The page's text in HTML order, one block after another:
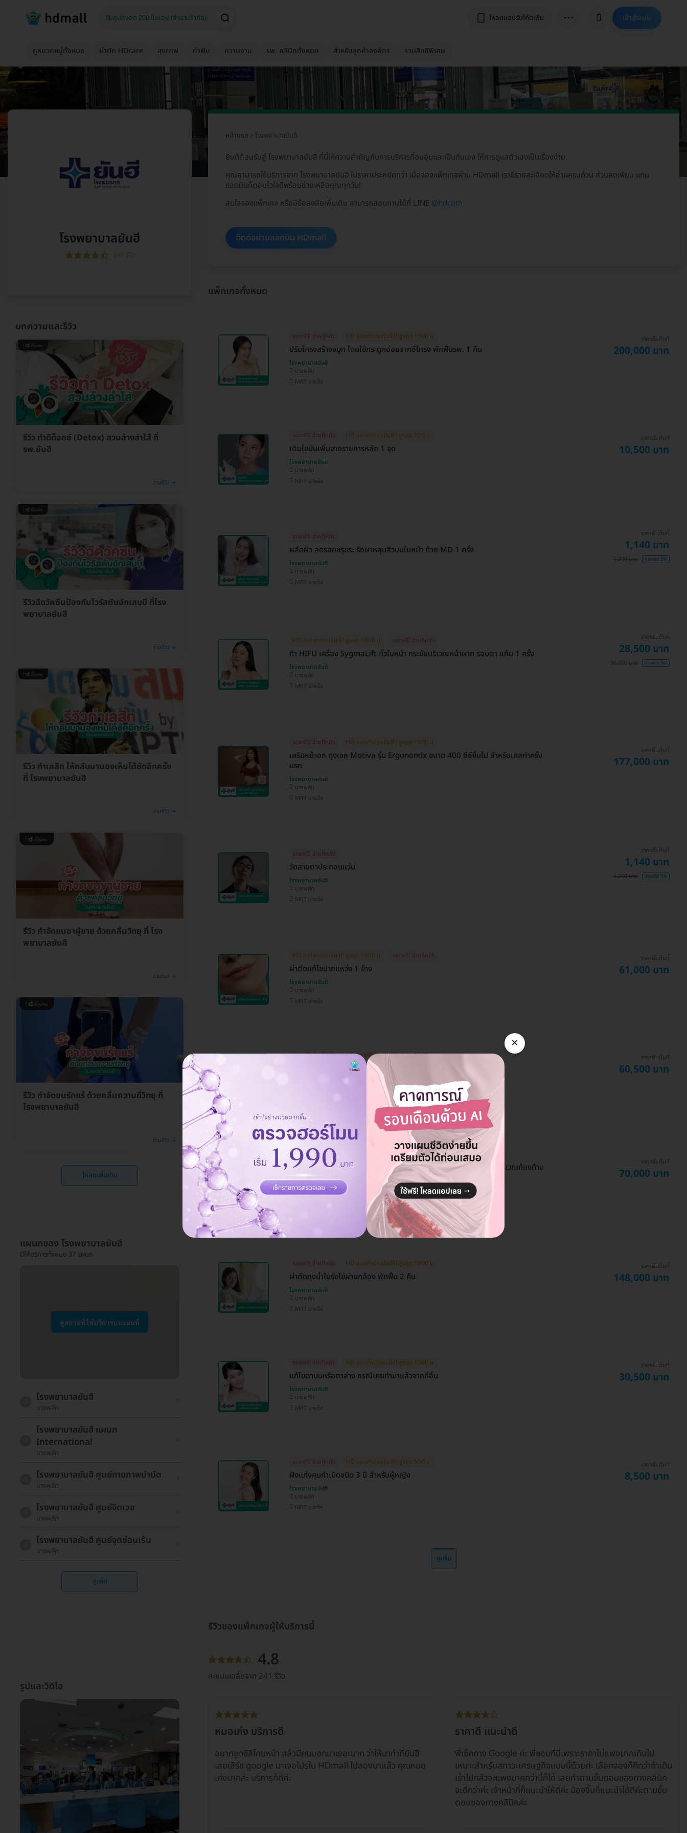
โหลดแอปรับโค้ดเพิ่ม ⋯ เข้าสู่ระบบ
ดูหมวดหมู่ทั้งหมด ผ่าตัด HDcare สุขภาพ ทำฟัน ความงาม รพ. คลินิกทั้งหมด สำหรับลูกค้าองค์กร รวมสิทธิพิเศษ
โรงพยาบาลยันฮี
241 รีวิว
บทความและรีวิว
รีวิว ทำดีท็อกซ์ (Detox) สวนล้างลำไส้ ที่
รพ.ยันฮี
อ่านรีวิว →
รีวิวฉีดวัคซีนป้องกันไวรัสตับอักเสบบี ที่โรง
พยาบาลยันฮี
อ่านรีวิว →
รีวิว ทำเลสิก ให้กลับมามองเห็นได้ชัดอีกครั้ง
ที่ โรงพยาบาลยันฮี
อ่านรีวิว →
รีวิว กำจัดขนขาผู้ชาย ด้วยคลื่นวิทยุ ที่ โรง
พยาบาลยันฮี
อ่านรีวิว →
รีวิว กำจัดขนรักแร้ ด้วยคลื่นความถี่วิทยุ ที่
โรงพยาบาลยันฮี
อ่านรีวิว →
โหลดเพิ่มเติม
แผนกของ โรงพยาบาลยันฮี
มีให้บริการทั้งหมด 37 แผนก
โรงพยาบาลยันฮี
บางพลัด
โรงพยาบาลยันฮี แผนก
International
บางพลัด
โรงพยาบาลยันฮี ศูนย์กายภาพบำบัด
บางพลัด
โรงพยาบาลยันฮี ศูนย์จิตเวช
บางพลัด
โรงพยาบาลยันฮี ศูนย์จุดซ่อนเร้น
บางพลัด
ดูเพิ่ม
รูปและวีดิโอ
หน้าแรก > โรงพยาบาลยันฮี
ยินดีต้อนรับสู่ โรงพยาบาลยันฮี ที่นี่ให้ความสำคัญกับการบริการที่อบอุ่นและเป็นกันเอง ให้การดูแลตัวเองเป็นเรื่องง่าย
คุณสามารถใช้บริการจาก โรงพยาบาลยันฮี ในราคาประหยัดกว่า เมื่อจองแพ็กเกจผ่าน HDmall เรามีรายละเอียดให้อ่านครบถ้วน ส่วนลดเพียบ แถม
แอดมินก็ตอบไวใจดีพร้อมช่วยเหลือคุณทุกวัน!
สนใจจองแพ็กเกจ หรือมีข้อสงสัยเพิ่มเติม สามารถสอบถามได้ที่ LINE @hdcoth
ติดต่อผ่านแอดมิน HDmall
แพ็กเกจทั้งหมด
จองฟรี! จ่ายทีหลัง HD ออกค่าประเมินให้! สูงสุด 1500 บ.
ปรับโครงสร้างจมูก โดยใช้กระดูกอ่อนจากซี่โครง พักฟื้นรพ. 1 คืน
โรงพยาบาลยันฮี
บางพลัด
MRT บางอ้อ
ราคาเริ่มต้นที่
200,000 บาท
จองฟรี! จ่ายทีหลัง HD ออกค่าประเมินให้! สูงสุด 500 บ.
เติมไขมันเพิ่มจากรายการหลัก 1 จุด
โรงพยาบาลยันฮี
บางพลัด
MRT บางอ้อ
ราคาเริ่มต้นที่
10,500 บาท
จองฟรี! จ่ายทีหลัง
ผลัดผิว ลดรอยขรุขระ รักษาหลุมสิวบนใบหน้า ด้วย MD 1 ครั้ง
โรงพยาบาลยันฮี
บางพลัด
MRT บางอ้อ
ราคาเริ่มต้นที่
1,140 บาท
1,200 บาท ประหยัด 5%
HD ออกค่าประเมินให้! สูงสุด 1000 บ. จองฟรี! จ่ายทีหลัง
ทำ HIFU เครื่อง SygmaLift ทั่วใบหน้า กระชับบริเวณหน้าผาก รอบตา แก้ม 1 ครั้ง
โรงพยาบาลยันฮี
บางพลัด
MRT บางอ้อ
ราคาเริ่มต้นที่
28,500 บาท
30,000 บาท ประหยัด 5%
จองฟรี! จ่ายทีหลัง HD ออกค่าประเมินให้! สูงสุด 1500 บ.
เสริมหน้าอก ถุงเจล Motiva รุ่น Ergonomix ขนาด 400 ซีซีขึ้นไป สำหรับเคสทำครั้ง
แรก
โรงพยาบาลยันฮี
บางพลัด
MRT บางอ้อ
ราคาเริ่มต้นที่
177,000 บาท
จองฟรี! จ่ายทีหลัง
วัดสายตาประกอบแว่น
โรงพยาบาลยันฮี
บางพลัด
MRT บางอ้อ
ราคาเริ่มต้นที่
1,140 บาท
1,200 บาท ประหยัด 5%
HD ออกค่าประเมินให้! สูงสุด 1500 บ. จองฟรี! จ่ายทีหลัง
ผ่าตัดแก้ไขปากแหว่ง 1 ข้าง
โรงพยาบาลยันฮี
บางพลัด
MRT บางอ้อ
ราคาเริ่มต้นที่
61,000 บาท
จองฟรี! จ่ายทีหลัง HD ออกค่าประเมินให้! สูงสุด 1500 บ.
ขูดซิลิโคนหน้า (เพิ่มจากดึงหน้า)
ราคาเริ่มต้นที่
60,500 บาท
จองฟรี! จ่ายทีหลัง HD ออกค่าประเมินให้! สูงสุด 1500 บ.
โปรแกรมดูดไขมันและกระชับผิวหนัง ด้วยเครื่อง PAL และ Renuvion บริเวณท้องด้าน
ล่าง 1 ครั้ง
โรงพยาบาลยันฮี
ราคาเริ่มต้นที่
70,000 บาท
จองฟรี! จ่ายทีหลัง HD ออกค่าประเมินให้! สูงสุด 1500 บ.
ผ่าตัดถุงน้ำในรังไข่ผ่านกล้อง พักฟื้น 2 คืน
โรงพยาบาลยันฮี
บางพลัด
MRT บางอ้อ
ราคาเริ่มต้นที่
148,000 บาท
จองฟรี! จ่ายทีหลัง HD ออกค่าประเมินให้! สูงสุด 1500 บ.
แก้ไขตาบนหรือตาล่าง กรณีเคยทำมาแล้วจากที่อื่น
โรงพยาบาลยันฮี
บางพลัด
MRT บางอ้อ
ราคาเริ่มต้นที่
30,500 บาท
จองฟรี! จ่ายทีหลัง HD ออกค่าประเมินให้! สูงสุด 500 บ.
ฝังแท่งคุมกำเนิดชนิด 3 ปี สำหรับผู้หญิง
โรงพยาบาลยันฮี
บางพลัด
MRT บางอ้อ
ราคาเริ่มต้นที่
8,500 บาท
ดูเพิ่ม
รีวิวของแพ็กเกจผู้ให้บริการนี้
4.8
คะแนนเฉลี่ยจาก 241 รีวิว
หมอเก่ง บริการดี
อยากขูดซิลิโคนหน้า แล้วมีคนบอกมาเยอะมาก ว่าให้มาทำที่ยันฮี
เลยเสิร์ช google มาเจอโปรใน HDmall ไปลองมาแล้ว คุณหมอ
เก่งมากค่ะ บริการก็ดีค่ะ
ราคาดี แนะนำดี
พี่เช็คทาง Google ค่ะ พี่ชอบที่นี่เพราะราคาไม่แพงมากเกินไป
เหมาะสำหรับสภาวะเศรษฐกิจแบบนี้ด้วยค่ะ เลือกจองก็คิดว่าถ้าเดิน
เข้าไปกลัวจะแพงมากกว่านี้ก็ได้ เลยทำตามขั้นตอนของทางคลินิก
จะดีกว่าค่ะ เจ้าหน้าที่ก็แนะนำให้ดีค่ะ น้องจิ๊บก็แนะนำได้ดีค่ะตามขั้น
ตอนของทางคลินิคค่ะ
×